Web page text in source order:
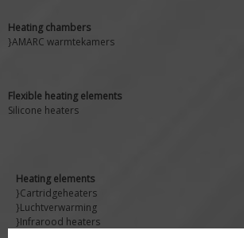
Heating chambers
}AMARC warmtekamers
Flexible heating elements
Silicone heaters
Heating elements
}Cartridgeheaters
}Luchtverwarming
}Infrarood heaters